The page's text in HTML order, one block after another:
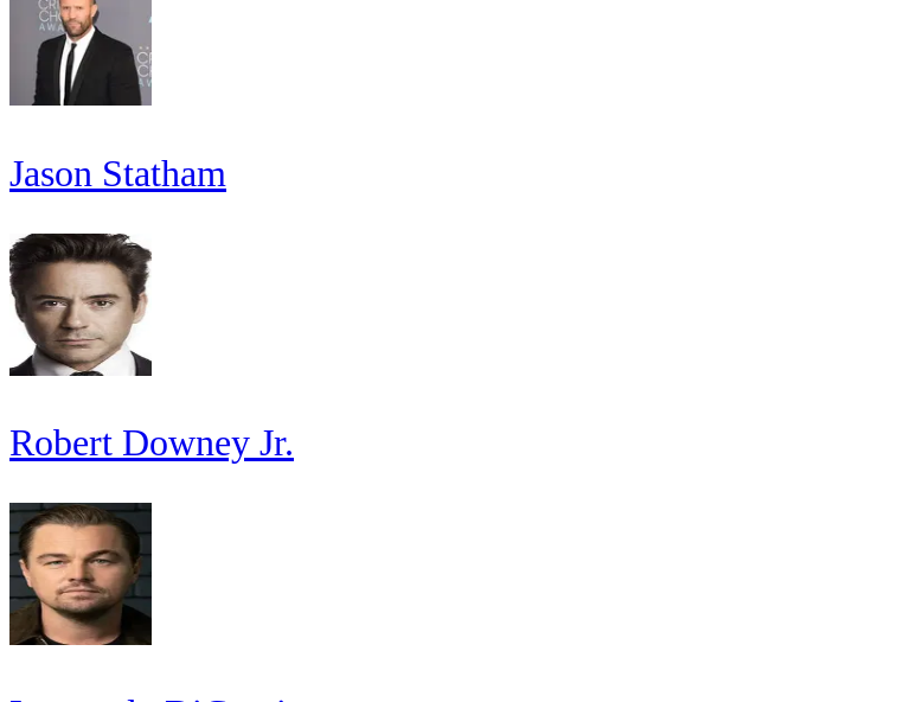
Jason Statham
Robert Downey Jr.